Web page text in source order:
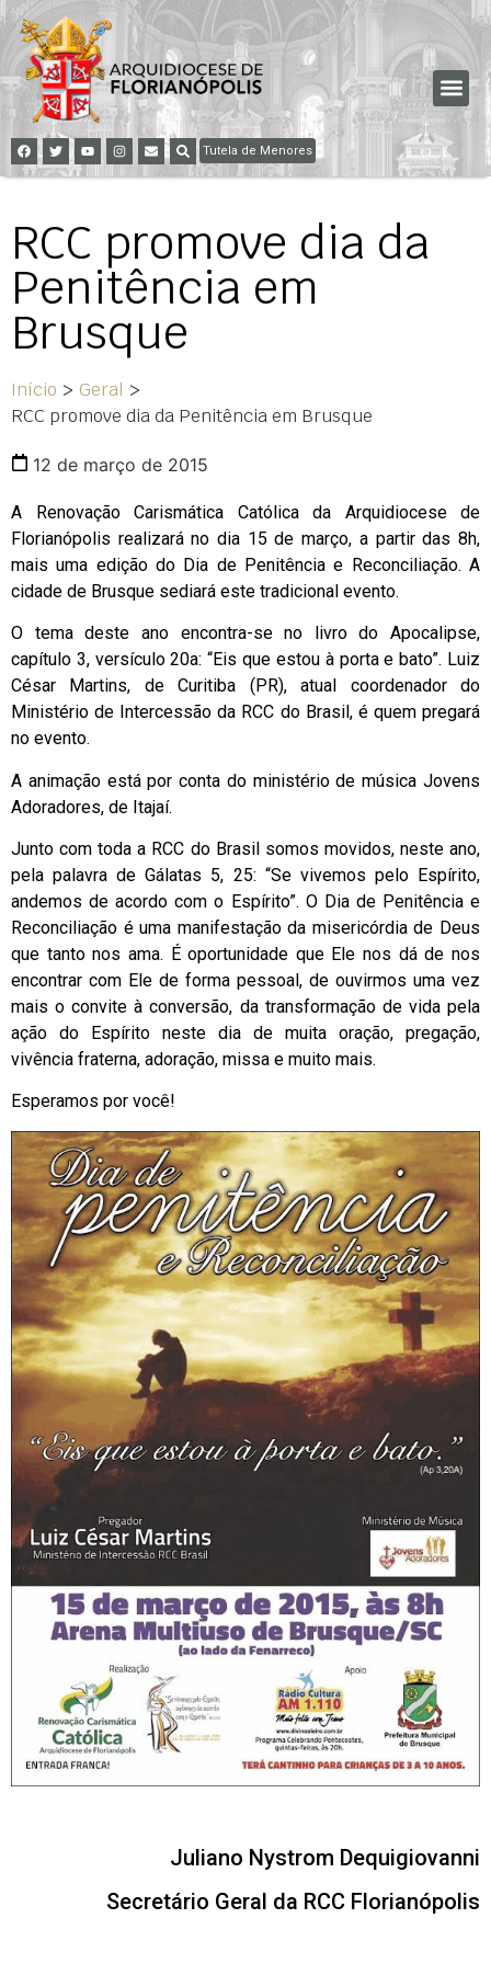
Tutela de Menores
RCC promove dia da
Penitência em
Brusque
Início > Geral >
RCC promove dia da Penitência em Brusque
12 de março de 2015
A Renovação Carismática Católica da Arquidiocese de
Florianópolis realizará no dia 15 de março, a partir das 8h,
mais uma edição do Dia de Penitência e Reconciliação. A
cidade de Brusque sediará este tradicional evento.
O tema deste ano encontra-se no livro do Apocalipse,
capítulo 3, versículo 20a: “Eis que estou à porta e bato”. Luiz
César Martins, de Curitiba (PR), atual coordenador do
Ministério de Intercessão da RCC do Brasil, é quem pregará
no evento.
A animação está por conta do ministério de música Jovens
Adoradores, de Itajaí.
Junto com toda a RCC do Brasil somos movidos, neste ano,
pela palavra de Gálatas 5, 25: “Se vivemos pelo Espírito,
andemos de acordo com o Espírito”. O Dia de Penitência e
Reconciliação é uma manifestação da misericórdia de Deus
que tanto nos ama. É oportunidade que Ele nos dá de nos
encontrar com Ele de forma pessoal, de ouvirmos uma vez
mais o convite à conversão, da transformação de vida pela
ação do Espírito neste dia de muita oração, pregação,
vivência fraterna, adoração, missa e muito mais.
Esperamos por você!
Juliano Nystrom Dequigiovanni
Secretário Geral da RCC Florianópolis